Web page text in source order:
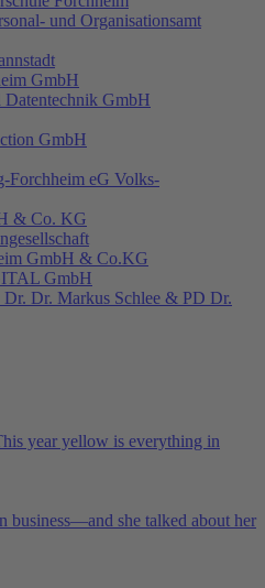
und Organisationsamt
GmbH
Datentechnik GmbH
GmbH
Forchheim eG Volks-
& Co. KG
GmbH & Co.KG
GmbH
Dr. Dr. Markus Schlee & PD Dr.
year yellow is everything in
business—and she talked about her